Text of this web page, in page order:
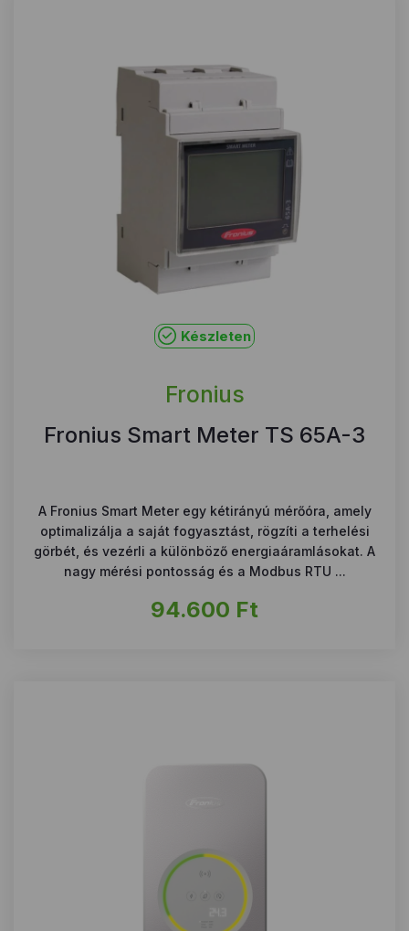
Készleten
Fronius
Fronius Smart Meter TS 65A-3
A Fronius Smart Meter egy kétirányú mérőóra, amely
optimalizálja a saját fogyasztást, rögzíti a terhelési
görbét, és vezérli a különböző energiaáramlásokat. A
nagy mérési pontosság és a Modbus RTU ...
94.600 Ft